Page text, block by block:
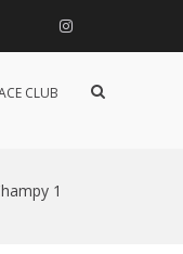
Instagram
CLUB
Afficher
1